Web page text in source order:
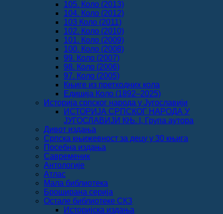
105. Коло (2013)
104. Коло (2012)
103 Коло (2011)
102. Коло (2010)
101. Коло (2009)
100. Коло (2008)
99. Коло (2007)
98. Коло (2006)
97. Коло (2005)
Књиге из претходних кола
Едиција Коло (1892‒2025)
Историја српског народа у Југославији
ИСТОРИЈА СРПСКОГ НАРОДА У
ЈУГОСЛАВИЈИ КЊ. I, Група аутора
Дивот издања
Српска књижевност за децу у 30 књига
Посебна издања
Савременик
Антологије
Атлас
Мала библиотека
Броширана серија
Остале библиотеке СКЗ
Историјска издања